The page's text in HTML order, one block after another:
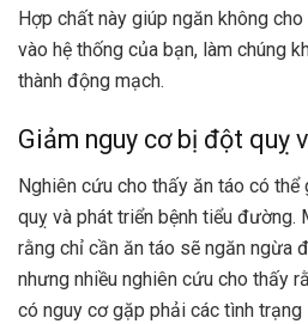
Hợp chất này giúp ngăn không
vào hệ thống của bạn, làm chúng
thành động mạch.
Giảm nguy cơ bị đột quỵ
Nghiên cứu cho thấy ăn táo có
quỵ và phát triển bệnh tiểu đường.
rằng chỉ cần ăn táo sẽ ngăn ngừa
nhưng nhiều nghiên cứu cho thấy
có nguy cơ gặp phải các tình